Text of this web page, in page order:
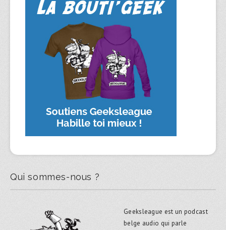
Qui sommes-nous ?
Geeksleague est un podcast
belge audio qui parle